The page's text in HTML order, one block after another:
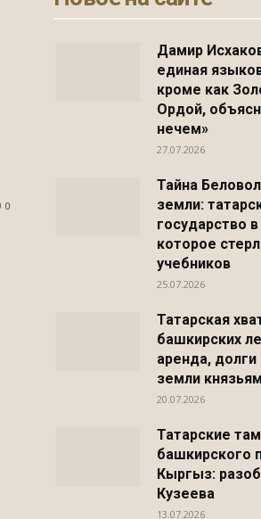
0
Дамир
единая
кроме как
Ордой,
нечем»
27.07.2026
Тайна
земли:
государство
которое
учебников
25.07.2026
Татарская
башкирских
аренда,
земли князьям
20.07.2026
Татарские
башкирского
Кыргыз:
Кузеева
13.07.2026